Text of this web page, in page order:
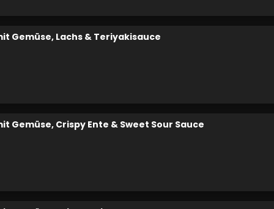
Gemüse, Lachs & Teriyakisauce
Gemüse, Crispy Ente & Sweet Sour Sauce